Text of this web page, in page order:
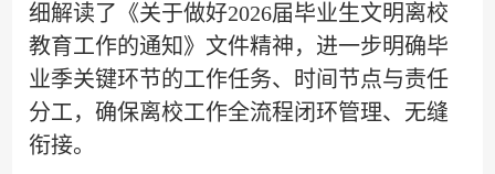
细解读了《关于做好2026届毕业生文明离校
教育工作的通知》文件精神，进一步明确毕
业季关键环节的工作任务、时间节点与责任
分工，确保离校工作全流程闭环管理、无缝
衔接。